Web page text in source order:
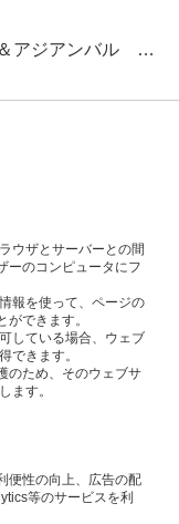
おおたかの森 肉＆ワイン＆アジアンバル ルンビニ
ウザとサーバーとの間
ーのコンピュータにフ
報を使って、ページの
できます。
している場合、ウェブ
できます。
のため、そのウェブサ
ます。
便性の向上、広告の配
等のサービスを利